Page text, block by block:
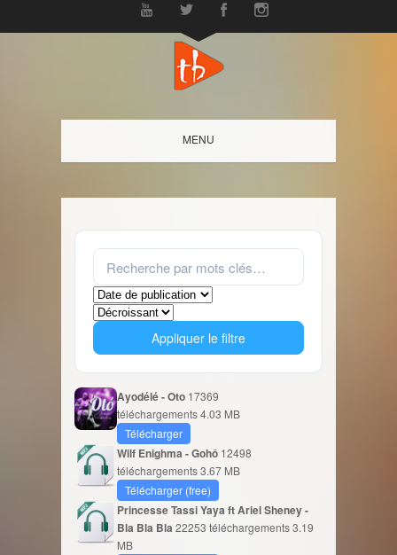
MENU
Appliquer le filtre
Ayodélé - Oto 17369
téléchargements4.03 MB
Télécharger
Wilf Enighma - Gohô 12498
téléchargements3.67 MB
Télécharger (free)
Princesse Tassi Yaya ft Ariel Sheney -
Bla Bla Bla 22253 téléchargements3.19
MB